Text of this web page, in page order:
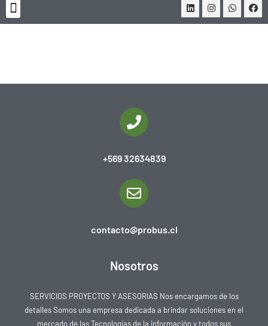
+569 32634839
contacto@probus.cl
Nosotros
SERVICIOS PROYECTOS Y ASESORIAS Nos encargamos de los
detalles Somos una empresa dedicada a brindar soluciones en el
mercado de las Tecnologías de la información y todos sus